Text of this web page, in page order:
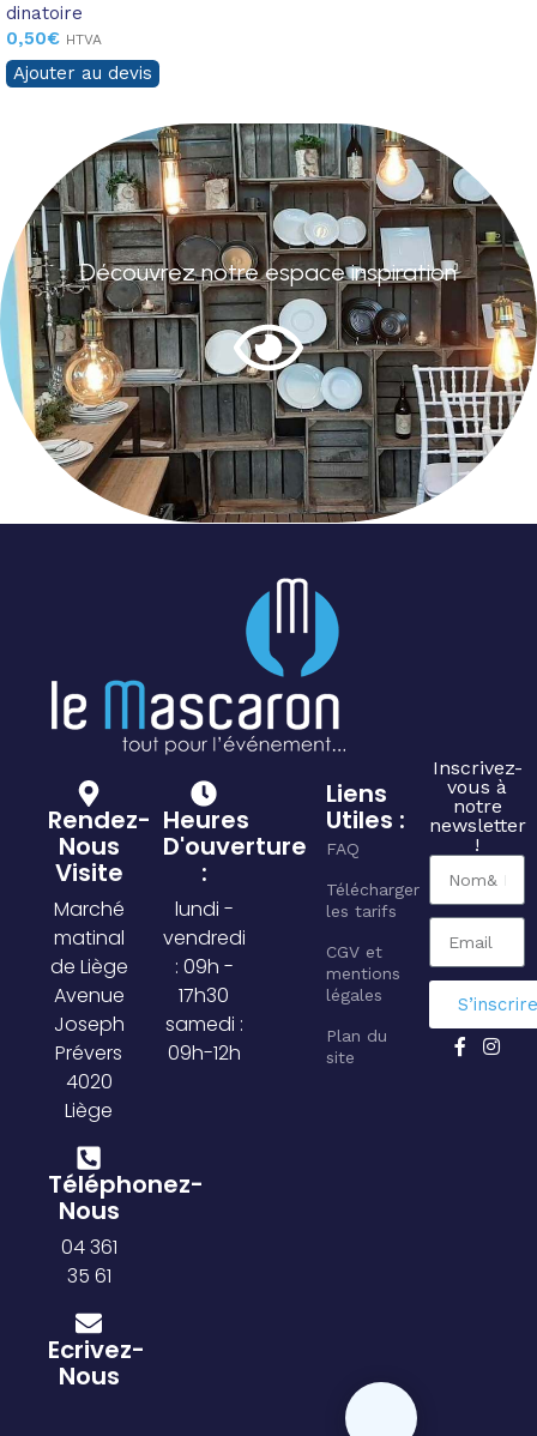
dinatoire
0,50€ HTVA
Ajouter au devis
Découvrez notre espace inspiration
Rendez-
Nous
Visite
Marché
matinal
de Liège
Avenue
Joseph
Prévers
4020
Liège
Téléphonez-
Nous
04 361
35 61
Ecrivez-
Nous
Heures
D'ouverture
:
lundi -
vendredi
: 09h -
17h30
samedi :
09h-12h
Liens
Utiles :
FAQ
Télécharger
les tarifs
CGV et
mentions
légales
Plan du
site
Inscrivez-
vous à
notre
newsletter
!